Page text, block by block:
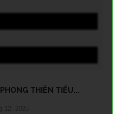
THIÊN TIỂU...
12, 2025